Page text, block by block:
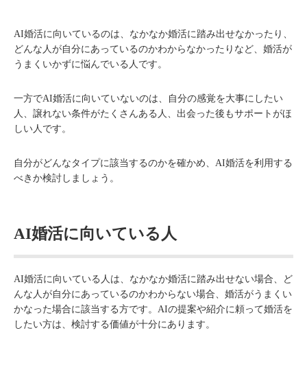
AI婚活に向いているのは、なかなか婚活に踏み出せなかったり、
どんな人が自分にあっているのかわからなかったりなど、婚活が
うまくいかずに悩んでいる人です。
一方でAI婚活に向いていないのは、自分の感覚を大事にしたい
人、譲れない条件がたくさんある人、出会った後もサポートがほ
しい人です。
自分がどんなタイプに該当するのかを確かめ、AI婚活を利用する
べきか検討しましょう。
AI婚活に向いている人
AI婚活に向いている人は、なかなか婚活に踏み出せない場合、ど
んな人が自分にあっているのかわからない場合、婚活がうまくい
かなった場合に該当する方です。AIの提案や紹介に頼って婚活を
したい方は、検討する価値が十分にあります。